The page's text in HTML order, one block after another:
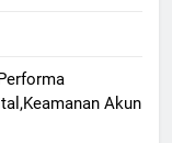
Akun